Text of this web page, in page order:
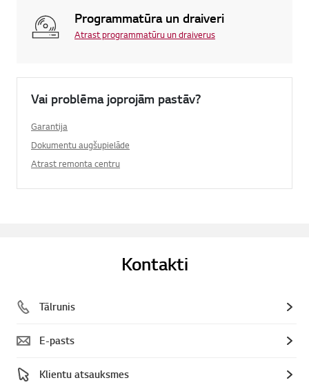
Programmatūra un draiveri
Atrast programmatūru un draiverus
Vai problēma joprojām pastāv?
Garantija
Dokumentu augšupielāde
Atrast remonta centru
Kontakti
Tālrunis
E-pasts
Klientu atsauksmes